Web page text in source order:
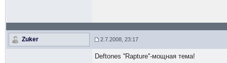
Zuker 2.7.2008, 23:17
Deftones ''Rapture''-мощная тема!